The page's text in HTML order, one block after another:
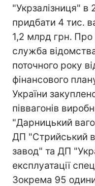
"Укрзалізниця" в
придбати 4 тис.
1,2 млрд грн.
служба
поточного року
фінансового
України
піввагонів
"Дарницький
ДП "Стрийський
завод" та ДП
експлуатації
Зокрема 95